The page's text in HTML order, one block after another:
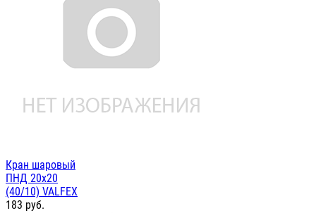
Кран шаровый
ПНД 20х20
(40/10) VALFEX
183 руб.